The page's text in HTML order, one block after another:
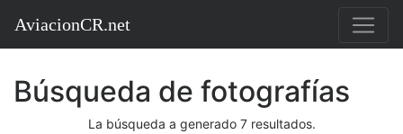
AviacionCR.net
Búsqueda de fotografías
La búsqueda a generado 7 resultados.